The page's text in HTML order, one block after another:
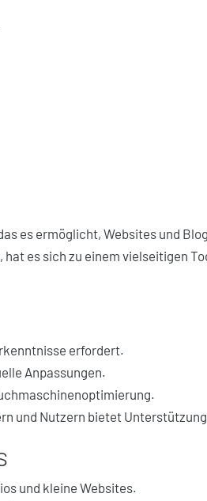
es ermöglicht, Websites und
es sich zu einem vielseitigen
erfordert.
Anpassungen.
und Nutzern bietet
und kleine Websites.